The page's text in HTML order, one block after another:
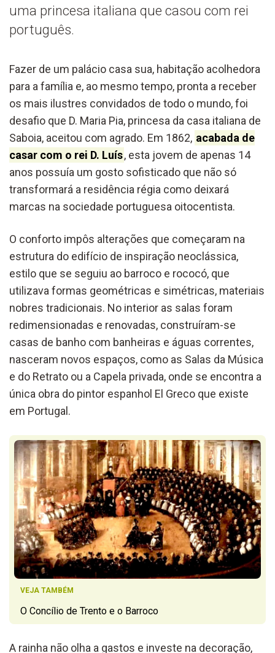
uma princesa italiana que casou com rei
português.
Fazer de um palácio casa sua, habitação acolhedora
para a família e, ao mesmo tempo, pronta a receber
os mais ilustres convidados de todo o mundo, foi
desafio que D. Maria Pia, princesa da casa italiana de
Saboia, aceitou com agrado. Em 1862, acabada de
casar com o rei D. Luís, esta jovem de apenas 14
anos possuía um gosto sofisticado que não só
transformará a residência régia como deixará
marcas na sociedade portuguesa oitocentista.
O conforto impôs alterações que começaram na
estrutura do edifício de inspiração neoclássica,
estilo que se seguiu ao barroco e rococó, que
utilizava formas geométricas e simétricas, materiais
nobres tradicionais. No interior as salas foram
redimensionadas e renovadas, construíram-se
casas de banho com banheiras e águas correntes,
nasceram novos espaços, como as Salas da Música
e do Retrato ou a Capela privada, onde se encontra a
única obra do pintor espanhol El Greco que existe
em Portugal.
VEJA TAMBÉM
O Concílio de Trento e o Barroco
A rainha não olha a gastos e investe na decoração,